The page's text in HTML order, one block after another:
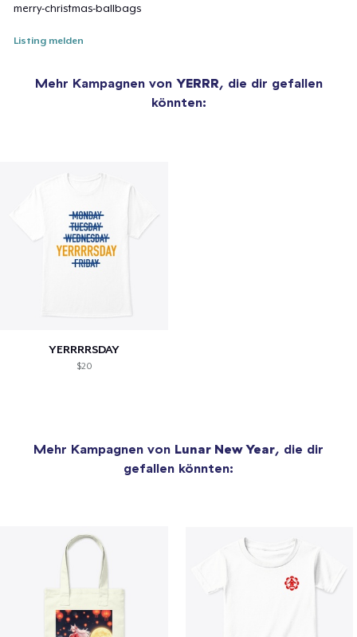
merry-christmas-ballbags
Listing melden
Mehr Kampagnen von YERRR, die dir gefallen
könnten:
YERRRRSDAY
$20
Mehr Kampagnen von Lunar New Year, die dir
gefallen könnten: